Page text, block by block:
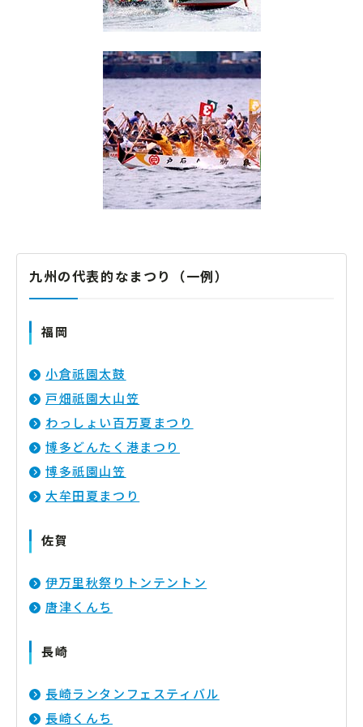
九州の代表的なまつり（一例）
福岡
小倉祇園太鼓
戸畑祇園大山笠
わっしょい百万夏まつり
博多どんたく港まつり
博多祇園山笠
大牟田夏まつり
佐賀
伊万里秋祭りトンテントン
唐津くんち
長崎
長崎ランタンフェスティバル
長崎くんち